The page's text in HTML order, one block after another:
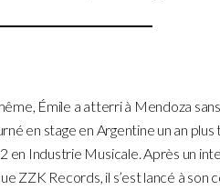
Émile a atterri à Mendoza
en stage en Argentine un an plus
en Industrie Musicale. Après un
ZZK Records, il s’est lancé à